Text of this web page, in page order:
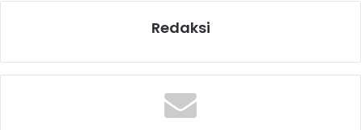
Redaksi